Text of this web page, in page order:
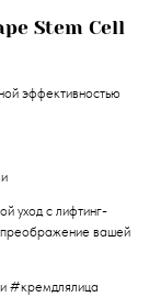
Stem Cell
эффективностью
уход с лифтинг-
вашей
#кремдлялица